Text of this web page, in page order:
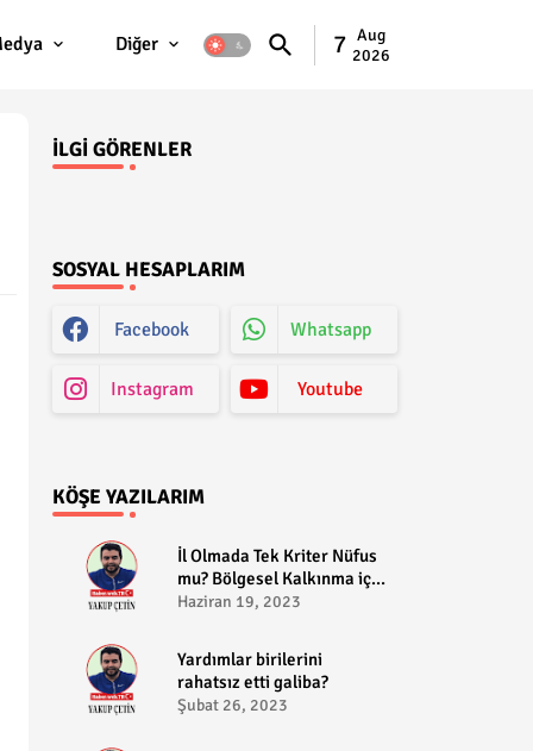
Diğer 7 Aug
2026
İLGI GÖRENLER
SOSYAL HESAPLARIM
Facebook Whatsapp
Instagram Youtube
KÖŞE YAZILARIM
​İl Olmada Tek Kriter Nüfus
mu? Bölgesel Kalkınma için
Bozkır il olabilir?
Haziran 19, 2023
​Yardımlar birilerini
rahatsız etti galiba?
Şubat 26, 2023